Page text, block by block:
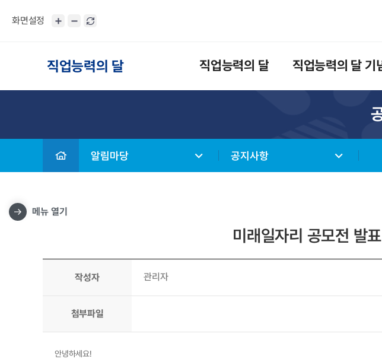
화면설정
직업능력의 달 직업능력의 달 직업능력의 달 기
메뉴 열기
알림마당 공지사항
미래일자리 공모전 발
작성자 관리자
첨부파일
안녕하세요!